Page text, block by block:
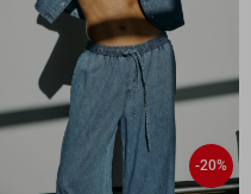
-20%